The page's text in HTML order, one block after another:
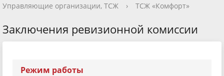
Управляющие организации, ТСЖ
› ТСЖ «Комфорт»
Заключения ревизионной комиссии
Режим работы